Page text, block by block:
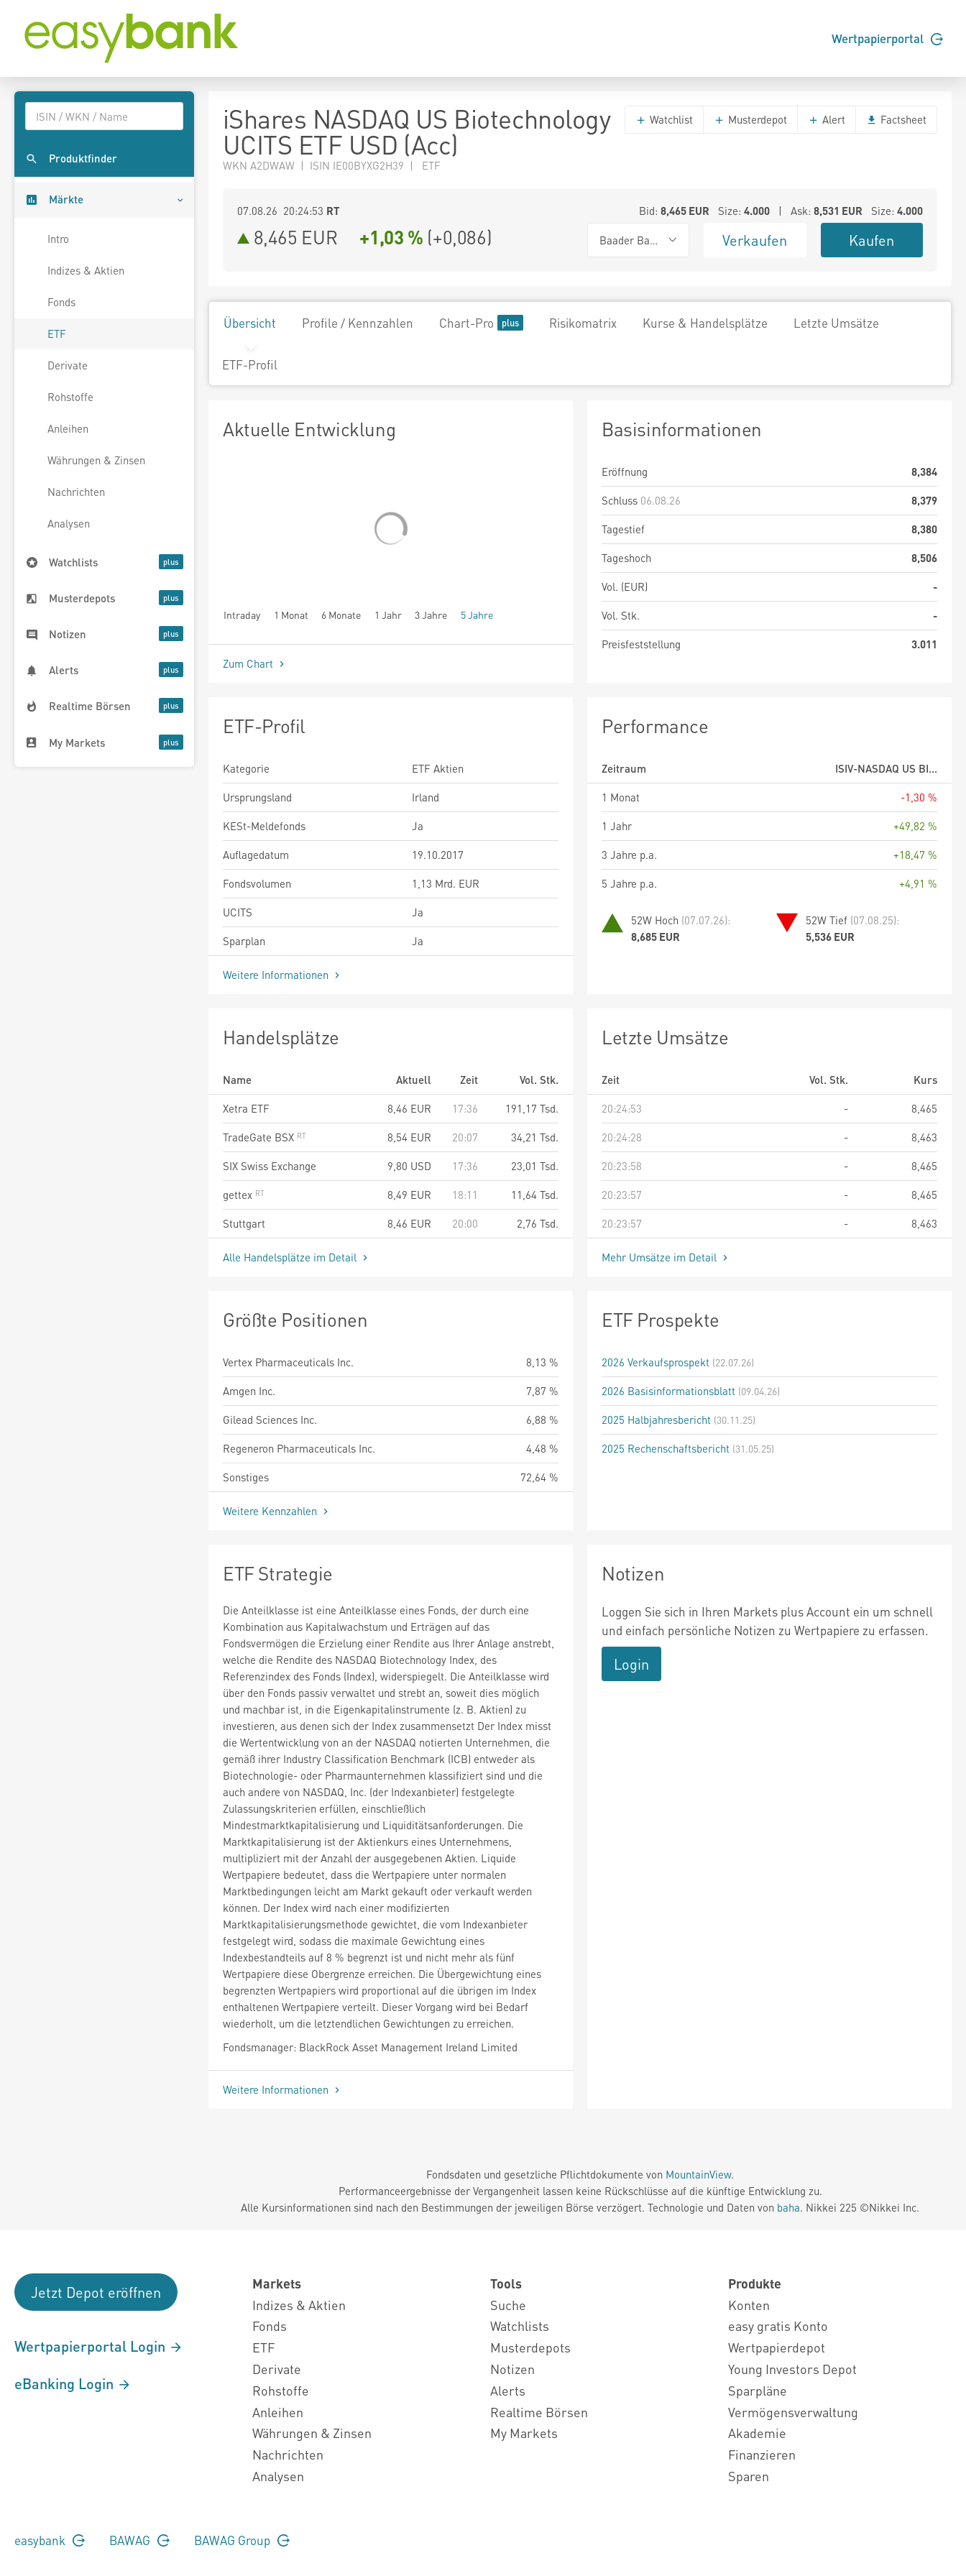
Wertpapierportal
Produktfinder
Märkte
Intro
Indizes & Aktien
Fonds
ETF
Derivate
Rohstoffe
Anleihen
Währungen & Zinsen
Nachrichten
Analysen
Watchlists
Musterdepots
Notizen
Alerts
Realtime Börsen
My Markets
iShares NASDAQ US Biotechnology
UCITS ETF USD (Acc)
WKN A2DWAW | ISIN IE00BYXG2H39 | ETF
Watchlist Musterdepot Alert Factsheet
07.08.26 20:24:53 RT Bid: 8,465EUR Size: 4.000| Ask: 8,531 EUR Size: 4.000
8,465 EUR +1,03 % (+0,086) Baader Bank (Baadex) Verkaufen Kaufen
Übersicht Profile / Kennzahlen Chart-Pro Risikomatrix Kurse & Handelsplätze Letzte Umsätze
ETF-Profil
Aktuelle Entwicklung
Intraday 1 Monat 6 Monate 1 Jahr 3 Jahre 5 Jahre
seit Beginn
Zum Chart
Basisinformationen
Eröffnung
8,384
Schluss 06.08.26
8,379
Tagestief
8,380
Tageshoch
8,506
Vol. (EUR)
-
Vol. Stk.
-
Preisfeststellung
3.011
ETF-Profil
Kategorie
ETF Aktien
Ursprungsland
Irland
KESt-Meldefonds
Ja
Auflagedatum
19.10.2017
Fondsvolumen
1,13 Mrd. EUR
UCITS
Ja
Sparplan
Ja
Weitere Informationen
Performance
Zeitraum
ISIV-NASDAQ US BI...
1 Monat
-1,30 %
1 Jahr
+49,82 %
3 Jahre p.a.
+18,47 %
5 Jahre p.a.
+4,91 %
52W Hoch (07.07.26):
8,685 EUR
52W Tief (07.08.25):
5,536 EUR
Handelsplätze
Name Aktuell Zeit
Vol. Stk.
Xetra ETF
8,46 EUR 17:36
191,17 Tsd.
TradeGate BSX
8,54 EUR 20:07
34,21 Tsd.
SIX Swiss Exchange
9,80 USD 17:36
23,01 Tsd.
gettex
8,49 EUR 18:11
11,64 Tsd.
Stuttgart
8,46 EUR 20:00 2,76 Tsd.
Alle Handelsplätze im Detail
Letzte Umsätze
Zeit Vol. Stk.
Kurs
20:24:53
-
8,465
20:24:28
-
8,463
20:23:58
-
8,465
20:23:57
-
8,465
20:23:57
- 8,463
Mehr Umsätze im Detail
Größte Positionen
Vertex Pharmaceuticals Inc.
8,13 %
Amgen Inc.
7,87 %
Gilead Sciences Inc.
6,88 %
Regeneron Pharmaceuticals Inc.
4,48 %
Sonstiges
72,64 %
Weitere Kennzahlen
ETF Prospekte
2026 Verkaufsprospekt (22.07.26)
2026 Basisinformationsblatt (09.04.26)
2025 Halbjahresbericht (30.11.25)
2025 Rechenschaftsbericht (31.05.25)
ETF Strategie
Die Anteilklasse ist eine Anteilklasse eines Fonds, der durch eine
Kombination aus Kapitalwachstum und Erträgen auf das
Fondsvermögen die Erzielung einer Rendite aus Ihrer Anlage anstrebt,
welche die Rendite des NASDAQ Biotechnology Index, des
Referenzindex des Fonds (Index), widerspiegelt. Die Anteilklasse wird
über den Fonds passiv verwaltet und strebt an, soweit dies möglich
und machbar ist, in die Eigenkapitalinstrumente (z. B. Aktien) zu
investieren, aus denen sich der Index zusammensetzt Der Index misst
die Wertentwicklung von an der NASDAQ notierten Unternehmen, die
gemäß ihrer Industry Classification Benchmark (ICB) entweder als
Biotechnologie- oder Pharmaunternehmen klassifiziert sind und die
auch andere von NASDAQ, Inc. (der Indexanbieter) festgelegte
Zulassungskriterien erfüllen, einschließlich
Mindestmarktkapitalisierung und Liquiditätsanforderungen. Die
Marktkapitalisierung ist der Aktienkurs eines Unternehmens,
multipliziert mit der Anzahl der ausgegebenen Aktien. Liquide
Wertpapiere bedeutet, dass die Wertpapiere unter normalen
Marktbedingungen leicht am Markt gekauft oder verkauft werden
können. Der Index wird nach einer modifizierten
Marktkapitalisierungsmethode gewichtet, die vom Indexanbieter
festgelegt wird, sodass die maximale Gewichtung eines
Indexbestandteils auf 8 % begrenzt ist und nicht mehr als fünf
Wertpapiere diese Obergrenze erreichen. Die Übergewichtung eines
begrenzten Wertpapiers wird proportional auf die übrigen im Index
enthaltenen Wertpapiere verteilt. Dieser Vorgang wird bei Bedarf
wiederholt, um die letztendlichen Gewichtungen zu erreichen.
Fondsmanager: BlackRock Asset Management Ireland Limited
Weitere Informationen
Notizen
Loggen Sie sich in Ihren Markets plus Account ein um schnell
und einfach persönliche Notizen zu Wertpapiere zu erfassen.
Login
Fondsdaten und gesetzliche Pflichtdokumente von MountainView.
Performanceergebnisse der Vergangenheit lassen keine Rückschlüsse auf die künftige Entwicklung zu.
Alle Kursinformationen sind nach den Bestimmungen der jeweiligen Börse verzögert. Technologie und Daten von baha. Nikkei 225 ©Nikkei Inc.
Jetzt Depot eröffnen
Wertpapierportal Login
eBanking Login
Markets
Indizes & Aktien
Fonds
ETF
Derivate
Rohstoffe
Anleihen
Währungen & Zinsen
Nachrichten
Analysen
Tools
Suche
Watchlists
Musterdepots
Notizen
Alerts
Realtime Börsen
My Markets
Produkte
Konten
easy gratis Konto
Wertpapierdepot
Young Investors Depot
Sparpläne
Vermögensverwaltung
Akademie
Finanzieren
Sparen
easybank BAWAG BAWAG Group